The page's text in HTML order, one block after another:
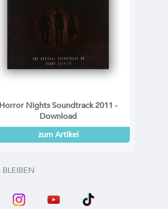
Horror Nights Soundtrack 2011 -
Download
zum Artikel